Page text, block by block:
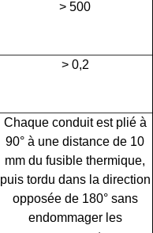
> 500
> 0,2
Chaque conduit est plié à
90° à une distance de 10
mm du fusible thermique,
puis tordu dans la direction
opposée de 180° sans
endommager les